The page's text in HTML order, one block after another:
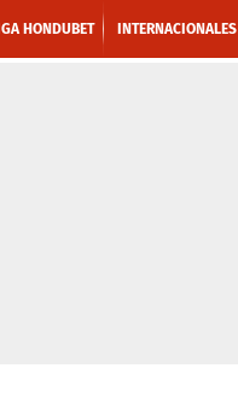
HONDUBET INTERNACIONALES